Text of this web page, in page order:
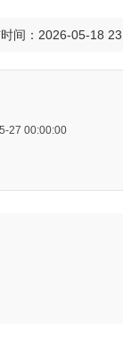
间：2026-05-18
27 00:00:00